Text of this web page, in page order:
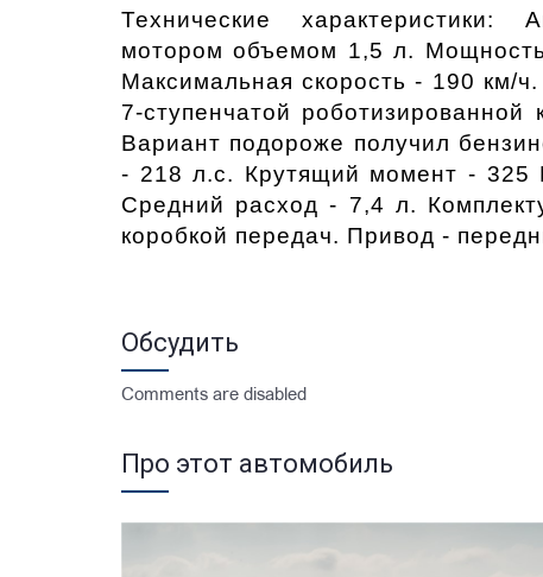
Технические характеристики:
мотором объемом 1,5 л.
Максимальная скорость - 190 км/
7-ступенчатой
Вариант подороже получил
- 218 л.с. Крутящий момент - 325
Средний расход - 7,4 л.
коробкой передач. Привод -
Обсудить
Comments are disabled
Про этот автомобиль